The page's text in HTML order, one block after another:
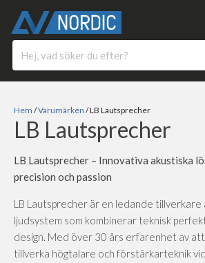
Hem /Varumärken / LB Lautsprecher
LB Lautsprecher
LB Lautsprecher – Innovativa akustiska
precision och passion
LB Lautsprecher är en ledande tillverkare
ljudsystem som kombinerar teknisk
design. Med över 30 års erfarenhet av
tillverka högtalare och förstärkarteknik